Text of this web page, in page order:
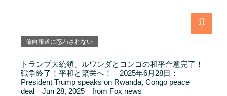
偏向報道に惑わされない
トランプ大統領、ルワンダとコンゴの和平合意完了！
戦争終了！平和と繁栄へ！ 2025年6月28日：
President Trump speaks on Rwanda, Congo peace
deal Jun 28, 2025 from Fox news